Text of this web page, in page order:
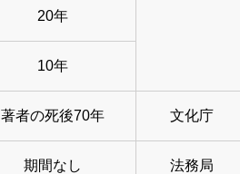
20年
10年
著者の死後70年 文化庁
期間なし 法務局